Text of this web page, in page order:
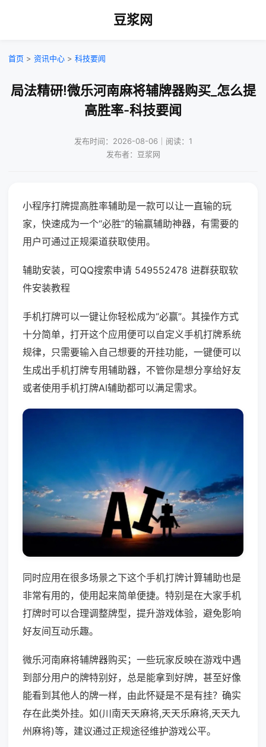
豆浆网
首页 > 资讯中心 > 科技要闻
局法精研!微乐河南麻将辅牌器购买_怎么提
高胜率-科技要闻
发布时间：2026-08-06｜阅读：1
发布者：豆浆网
小程序打牌提高胜率辅助是一款可以让一直输的玩
家，快速成为一个“必胜”的输赢辅助神器，有需要的
用户可通过正规渠道获取使用。
辅助安装，可QQ搜索申请 549552478 进群获取软
件安装教程
手机打牌可以一键让你轻松成为“必赢”。其操作方式
十分简单，打开这个应用便可以自定义手机打牌系统
规律，只需要输入自己想要的开挂功能，一键便可以
生成出手机打牌专用辅助器，不管你是想分享给好友
或者使用手机打牌AI辅助都可以满足需求。
同时应用在很多场景之下这个手机打牌计算辅助也是
非常有用的，使用起来简单便捷。特别是在大家手机
打牌时可以合理调整牌型，提升游戏体验，避免影响
好友间互动乐趣。
微乐河南麻将辅牌器购买；一些玩家反映在游戏中遇
到部分用户的牌特别好，总是能拿到好牌，甚至好像
能看到其他人的牌一样，由此怀疑是不是有挂？确实
存在此类外挂。如(川南天天麻将,天天乐麻将,天天九
州麻将)等，建议通过正规途径维护游戏公平。